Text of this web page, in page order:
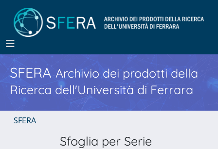
SFERA Archivio dei prodotti della
Ricerca dell'Università di Ferrara
SFERA
Sfoglia per Serie